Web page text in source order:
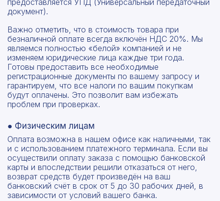
предоставляется УПД (Универсальный передаточный
документ).
Важно отметить, что в стоимость товара при
безналичной оплате всегда включён НДС 20%. Мы
являемся полностью «белой» компанией и не
изменяем юридические лица каждые три года.
Готовы предоставить все необходимые
регистрационные документы по вашему запросу и
гарантируем, что все налоги по вашим покупкам
будут оплачены. Это позволит вам избежать
проблем при проверках.
● Физическим лицам
Оплата возможна в нашем офисе как наличными, так
и с использованием платежного терминала. Если вы
осуществили оплату заказа с помощью банковской
карты и впоследствии решили отказаться от него,
возврат средств будет произведён на ваш
банковский счёт в срок от 5 до 30 рабочих дней, в
зависимости от условий вашего банка.